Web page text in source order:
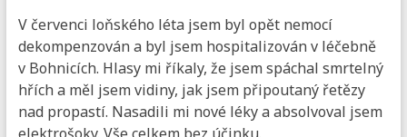
V červenci loňského léta jsem byl opět nemocí
dekompenzován a byl jsem hospitalizován v léčebně
v Bohnicích. Hlasy mi říkaly, že jsem spáchal smrtelný
hřích a měl jsem vidiny, jak jsem připoutaný řetězy
nad propastí. Nasadili mi nové léky a absolvoval jsem